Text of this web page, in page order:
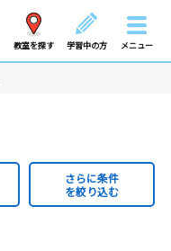
教室を探す 学習中の方 メニュー
さらに条件
を絞り込む